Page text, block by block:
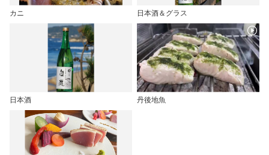
カニ 日本酒＆グラス
日本酒 丹後地魚